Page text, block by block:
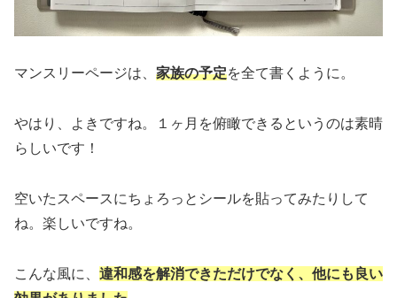
マンスリーページは、 家族の予定を全て書くように。
やはり、よきですね。１ヶ月を俯瞰できるというのは素晴
らしいです！
空いたスペースにちょろっとシールを貼ってみたりして
ね。楽しいですね。
こんな風に、 違和感を解消できただけでなく、他にも良い